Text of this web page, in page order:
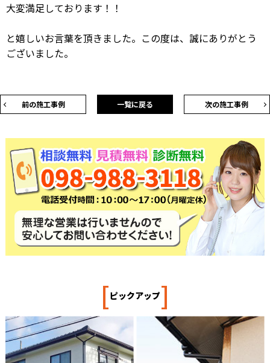
大変満足しております！！
と嬉しいお言葉を頂きました。この度は、誠にありがとう
ございました。
前の施工事例 次の施工事例
一覧に戻る
[ピックアップ]